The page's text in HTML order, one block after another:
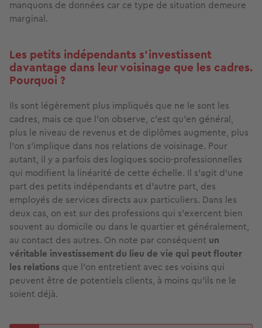
manquons de données car ce type de situation demeure
marginal.
Les petits indépendants s'investissent
davantage dans leur voisinage que les cadres.
Pourquoi ?
Ils sont légèrement plus impliqués que ne le sont les
cadres, mais ce que l’on observe, c’est qu'en général,
plus le niveau de revenus et de diplômes augmente, plus
l'on s’implique dans nos relations de voisinage. Pour
autant, il y a parfois des logiques socio-professionnelles
qui modifient la linéarité de cette échelle. Il s’agit d’une
part des petits indépendants et d’autre part, des
employés de services directs aux particuliers. Dans les
deux cas, on est sur des professions qui s'exercent bien
souvent au domicile ou dans le quartier et généralement,
au contact des autres. On note par conséquent un
véritable investissement du lieu de vie qui peut flouter
les relations que l’on entretient avec ses voisins qui
peuvent être de potentiels clients, à moins qu’ils ne le
soient déjà.